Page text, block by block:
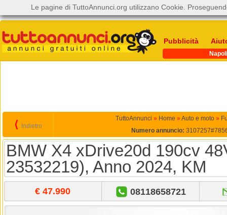
Pubblicità
Napoli
⟨ Indietro
TuttoAnnunci » Home » Auto e moto »
Numero annuncio:
BMW X4 xDrive20d 190cv
23532219), Anno 2024, KM
€ 47.990 08118658721
Le pagine di TuttoAnnunci.org utilizzano Cookie.